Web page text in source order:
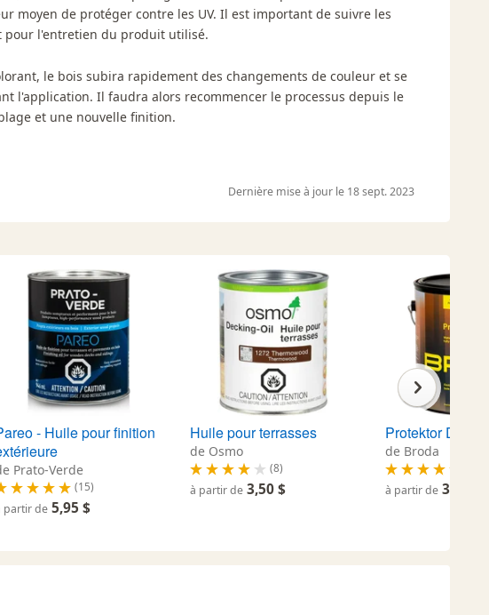
moyen de protéger contre les UV. Il est important de suivre les
pour l'entretien du produit utilisé.
le bois subira rapidement des changements de couleur et se
l'application. Il faudra alors recommencer le processus depuis le
et une nouvelle finition.
Dernière mise à jour le 18 sept. 2023
- Huile pour finition
Prato-Verde
(15)
partir de 5,95 $
Huile pour terrasses
de Osmo
(8)
à partir de 3,50 $
Protektor DR
de Broda
à partir de 34,95 $